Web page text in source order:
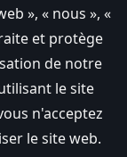
», « nous », «
et protège
de notre
le site
n'acceptez
le site web.